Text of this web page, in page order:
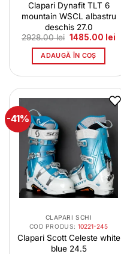
Clapari Dynafit TLT 6
mountain WSCL albastru
deschis 27.0
2928.00lei Prețul
a
fost:
2928.00 lei.
1485.00 lei
ADAUGĂ ÎN COȘ
-41%
CLAPARI SCHI
COD PRODUS:10221-245
Clapari Scott Celeste white
blue 24.5